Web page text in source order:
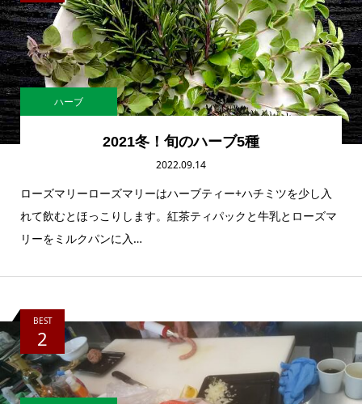
ハーブ
2021冬！旬のハーブ5種
2022.09.14
ローズマリーローズマリーはハーブティー+ハチミツを少し入
れて飲むとほっこりします。紅茶ティパックと牛乳とローズマ
リーをミルクパンに入…
BEST
2